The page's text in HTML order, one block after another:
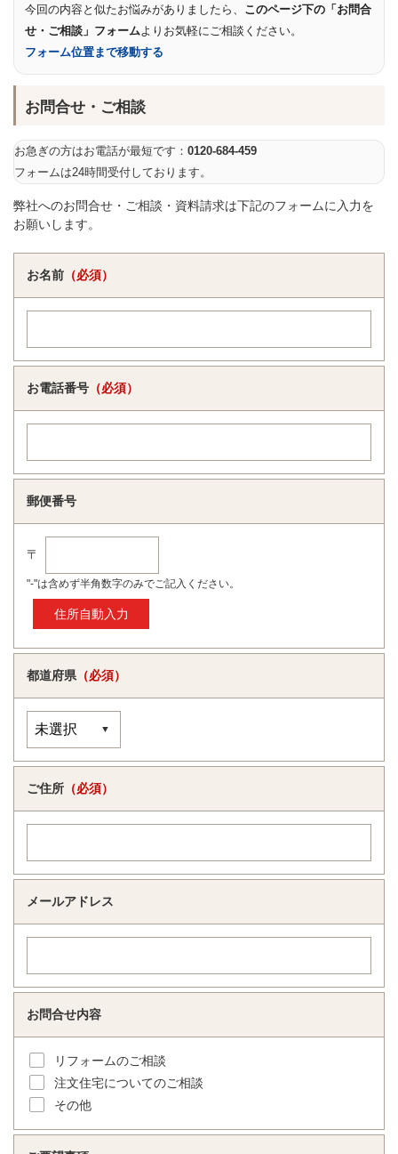
今回の内容と似たお悩みがありましたら、 このページ下の「お問合
せ・ご相談」フォームよりお気軽にご相談ください。
フォーム位置まで移動する
お問合せ・ご相談
お急ぎの方はお電話が最短です： 0120-684-459
フォームは24時間受付しております。
弊社へのお問合せ・ご相談・資料請求は下記のフォームに入力を
お願いします。
お名前 （必須）
お電話番号 （必須）
郵便番号
〒
"-"は含めず半角数字のみでご記入ください。
都道府県 （必須）
ご住所 （必須）
メールアドレス
お問合せ内容
リフォームのご相談
注文住宅についてのご相談
その他